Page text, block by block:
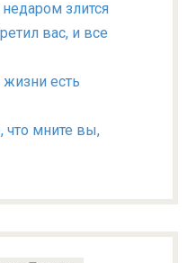
злится
вас, и все
есть
мните вы,